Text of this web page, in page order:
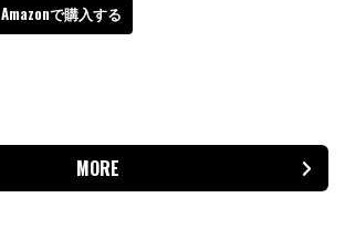
Amazonで購入する
MORE